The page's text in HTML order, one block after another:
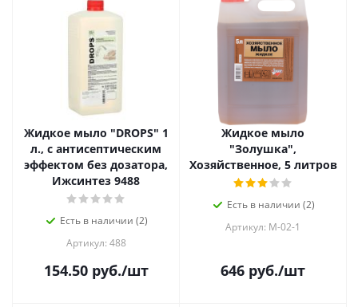
Жидкое мыло "DROPS" 1
л., с антисептическим
эффектом без дозатора,
Ижсинтез 9488
Есть в наличии (2)
Артикул: 488
154.50руб./шт
Жидкое мыло
"Золушка",
Хозяйственное, 5 литров
Есть в наличии (2)
Артикул: М-02-1
646 руб./шт